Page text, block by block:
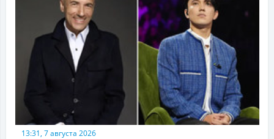
13:31, 7 августа 2026